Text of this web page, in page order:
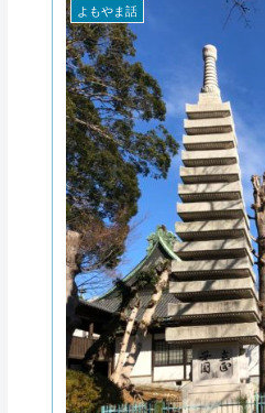
よもやま話